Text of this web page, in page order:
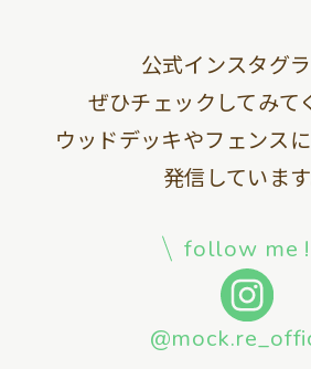
公式インスタグ
ぜひチェックしてみて
ウッドデッキやフェンス
発信しています
follow me !